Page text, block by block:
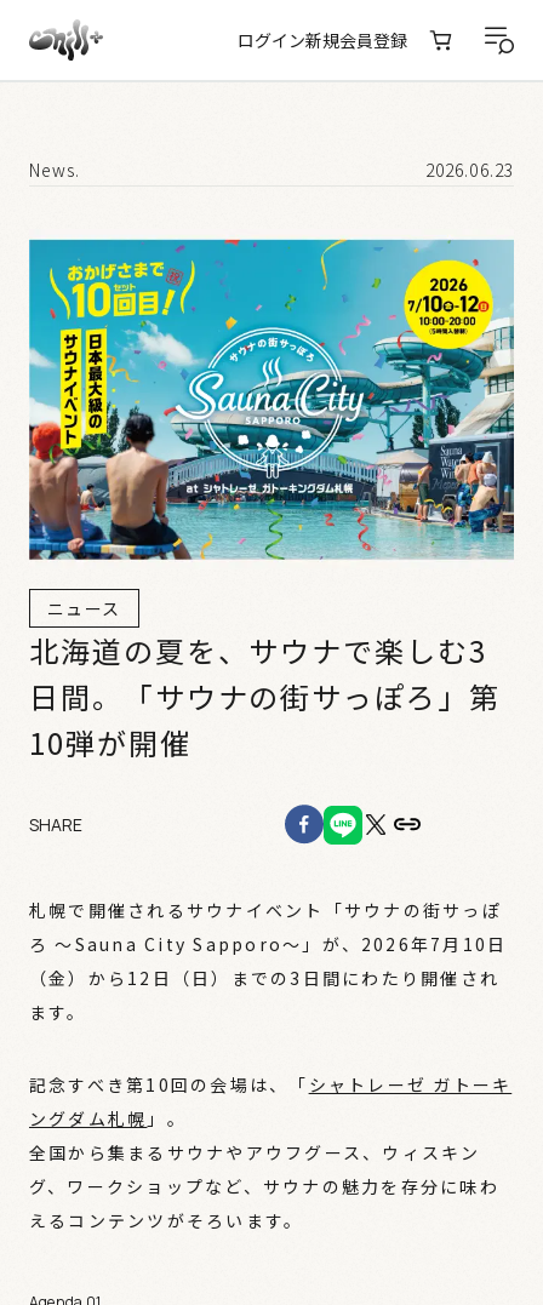
ログイン新規会員登録
News. 2026.06.23
ニュース
北海道の夏を、サウナで楽しむ3
日間。「サウナの街サっぽろ」第
10弾が開催
SHARE
札幌で開催されるサウナイベント「サウナの街サっぽ
ろ ～Sauna City Sapporo～」が、2026年7月10日
（金）から12日（日）までの3日間にわたり開催され
ます。
記念すべき第10回の会場は、「 シャトレーゼ ガトーキ
ングダム札幌 」。
全国から集まるサウナやアウフグース、ウィスキン
グ、ワークショップなど、サウナの魅力を存分に味わ
えるコンテンツがそろいます。